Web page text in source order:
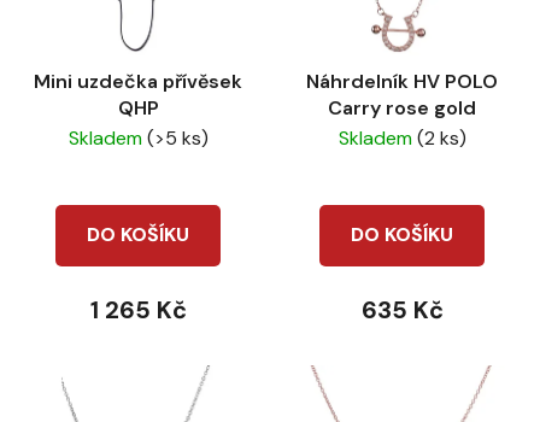
Mini uzdečka přívěsek
QHP
Skladem(>5 ks)
DO KOŠÍKU
1 265 Kč
Náhrdelník HV POLO
Carry rose gold
Skladem(2 ks)
DO KOŠÍKU
635 Kč